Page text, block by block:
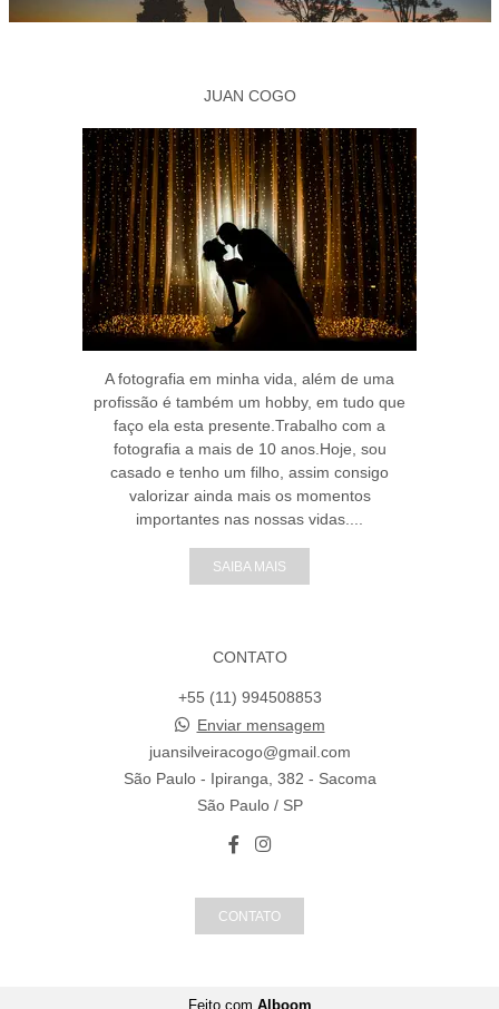
JUAN COGO
A fotografia em minha vida, além de uma
profissão é também um hobby, em tudo que
faço ela esta presente.Trabalho com a
fotografia a mais de 10 anos.Hoje, sou
casado e tenho um filho, assim consigo
valorizar ainda mais os momentos
importantes nas nossas vidas....
SAIBA MAIS
CONTATO
+55 (11) 994508853
Enviar mensagem
juansilveiracogo@gmail.com
São Paulo - Ipiranga, 382 - Sacoma
São Paulo / SP
CONTATO
Feito com Alboom